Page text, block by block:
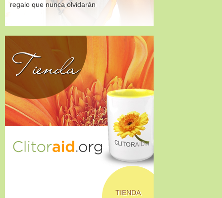
regalo que nunca olvidarán
Tienda
TIENDA